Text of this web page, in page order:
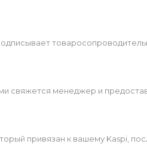
свяжется менеджер и
привязан к вашему Kaspi,